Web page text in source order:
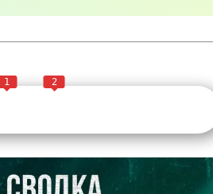
1 2